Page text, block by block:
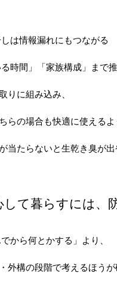
は情報漏れにもつながる
時間」「家族構成」まで
りに組み込み、
らの場合も快適に使える
当たらないと生乾き臭が
して暮らすには、
から何とかする」より、
外構の段階で考えるほうが